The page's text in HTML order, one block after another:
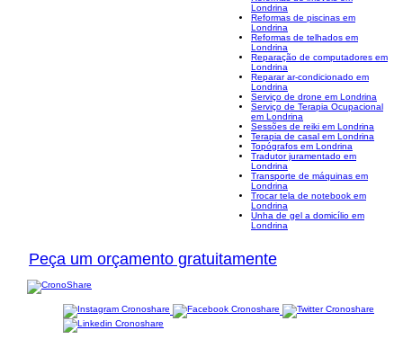
Londrina
Reformas de piscinas em
Londrina
Reformas de telhados em
Londrina
Reparação de computadores em
Londrina
Reparar ar-condicionado em
Londrina
Serviço de drone em Londrina
Serviço de Terapia Ocupacional
em Londrina
Sessões de reiki em Londrina
Terapia de casal em Londrina
Topógrafos em Londrina
Tradutor juramentado em
Londrina
Transporte de máquinas em
Londrina
Trocar tela de notebook em
Londrina
Unha de gel a domicílio em
Londrina
Peça um orçamento gratuitamente